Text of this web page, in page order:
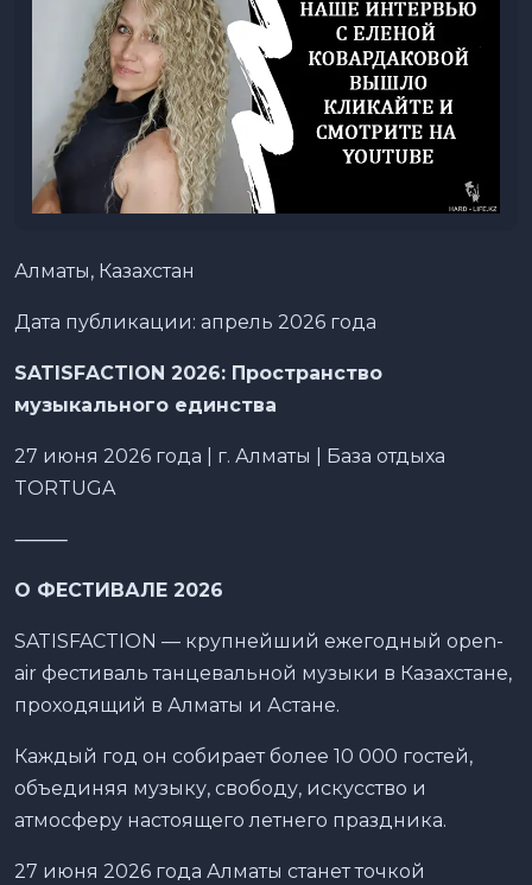
Алматы, Казахстан
Дата публикации: апрель 2026 года
SATISFACTION 2026: Пространство
музыкального единства
27 июня 2026 года | г. Алматы | База отдыха
TORTUGA
⸻
О ФЕСТИВАЛЕ 2026
SATISFACTION — крупнейший ежегодный open-
air фестиваль танцевальной музыки в Казахстане,
проходящий в Алматы и Астане.
Каждый год он собирает более 10 000 гостей,
объединяя музыку, свободу, искусство и
атмосферу настоящего летнего праздника.
27 июня 2026 года Алматы станет точкой